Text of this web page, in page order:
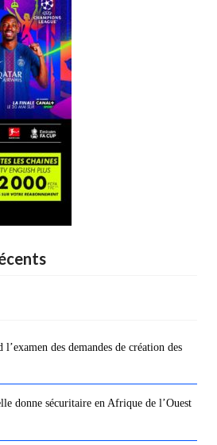
des demandes de création des
donne sécuritaire en Afrique de l’Ouest